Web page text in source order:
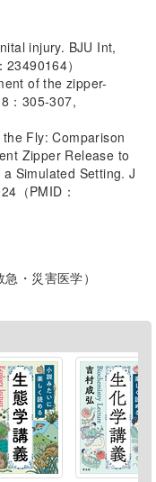
injury. BJU Int,
）
of the zipper-
：305-307,
Fly: Comparison
Zipper Release to
Simulated Setting. J
（PMID：
・災害医学）